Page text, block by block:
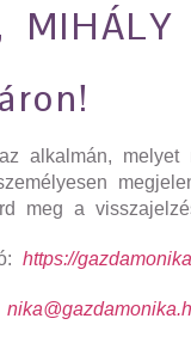
MIHÁLY
alkalmán, melyet
meg a
https://